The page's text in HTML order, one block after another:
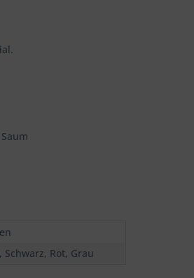
Schwarz, Rot, Grau